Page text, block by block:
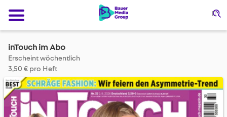
inTouch im Abo
Erscheint wöchentlich
3,50 € pro Heft
Skip
to
the
end